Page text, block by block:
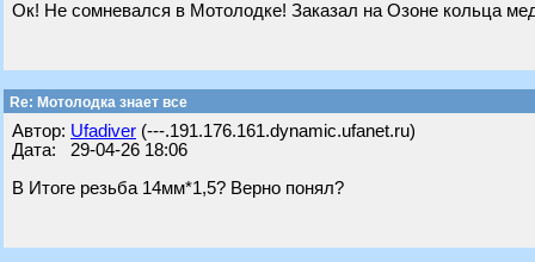
Ок! Не сомневался в Мотолодке! Заказал на Озоне кольца
Re: Мотолодка знает все
Автор: Ufadiver (---.191.176.161.dynamic.ufanet.ru)
Дата: 29-04-26 18:06
В Итоге резьба 14мм*1,5? Верно понял?